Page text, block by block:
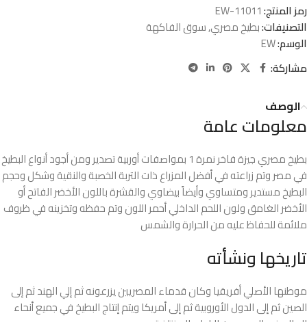
رمز المنتج:EW-11011
التصنيفات:بطيخ مصري,سوق الفاكهة
الوسم:EW
مشاركة:
الوصف
معلومات عامة
بطيخ مصري جيزة فاخر نمرة 1 بمواصفات أوربية تصدير ومن أجود أنواع البطيخ
في مصر وتم زراعته في أفضل المزراع ذات التربة الخصبة والنقية وشكل وحجم
البطيخ مستدير ومتساوي وأيضاً بيضاوي والقشرة باللون الأخضر الفاتح أو
الأخضر الغامق ولون اللحم الداخلي أحمر اللون وتم حفظه وتخزينه في ظروف
ملائمة للحفاظ عليه من الحرارة والشمس
تاريخها ونشأته
موطنها الأصلي أفريقيا وكان قدماء المصريين يزرعونه ثم إلي الهند ثم إلى
الصين ثم إلى الدول الأوروبية ثم إلى أمريكا ويتم إنتاج البطيخ في جميع أنحاء